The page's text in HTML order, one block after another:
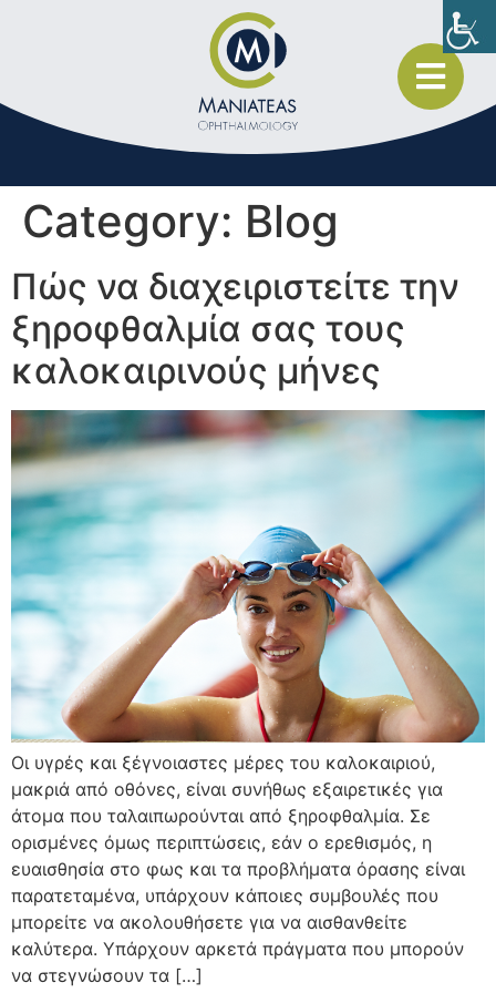
Category: Blog
Πώς να διαχειριστείτε την
ξηροφθαλμία σας τους
καλοκαιρινούς μήνες
Οι υγρές και ξέγνοιαστες μέρες του καλοκαιριού,
μακριά από οθόνες, είναι συνήθως εξαιρετικές για
άτομα που ταλαιπωρούνται από ξηροφθαλμία. Σε
ορισμένες όμως περιπτώσεις, εάν ο ερεθισμός, η
ευαισθησία στο φως και τα προβλήματα όρασης είναι
παρατεταμένα, υπάρχουν κάποιες συμβουλές που
μπορείτε να ακολουθήσετε για να αισθανθείτε
καλύτερα. Υπάρχουν αρκετά πράγματα που μπορούν
να στεγνώσουν τα […]